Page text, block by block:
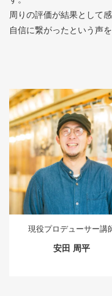
周りの評価が結果として
自信に繋がったという声
現役プロデューサー講
安田 周平